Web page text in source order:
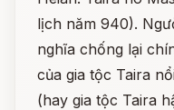
lịch năm 940).
nghĩa chống lại
của gia tộc Taira
(hay gia tộc Taira